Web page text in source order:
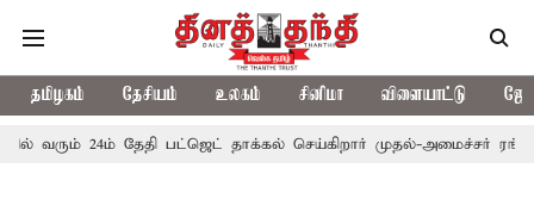
தமிழகம் தேசியம் உலகம் சினிமா விளையாட்டு
24ம் தேதி பட்ஜெட் தாக்கல் செய்கிறார் முதல்-அமைச்சர் ரங்கசாமி